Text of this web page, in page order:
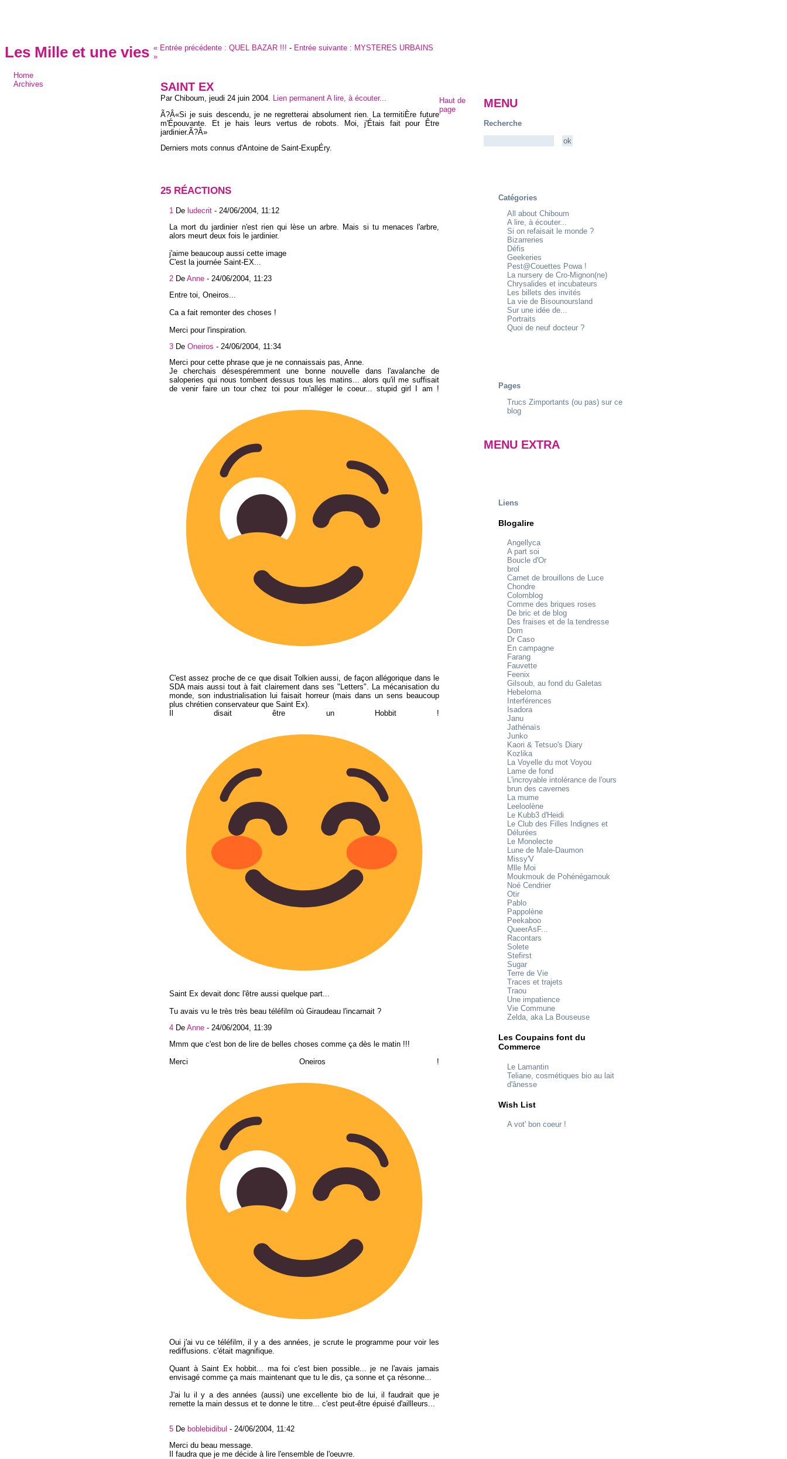
Les Mille et une vies
Home
Archives
« Entrée précédente : QUEL BAZAR !!! - Entrée suivante : MYSTERES URBAINS
»
SAINT EX
Par Chiboum, jeudi 24 juin 2004 Lien permanent A lire, à écouter...
Ã?Â«Si je suis descendu, je ne regretterai absolument rien. La termitiÈre future
m'Épouvante. Et je hais leurs vertus de robots. Moi, j'Étais fait pour Être
jardinier.Ã?Â»
Derniers mots connus d'Antoine de Saint-ExupÉry.
25 RÉACTIONS
1 De ludecrit - 24/06/2004, 11:12
La mort du jardinier n'est rien qui lèse un arbre. Mais si tu menaces l'arbre,
alors meurt deux fois le jardinier.
j'aime beaucoup aussi cette image
C'est la journée Saint-EX...
2 De Anne - 24/06/2004, 11:23
Entre toi, Oneiros...
Ca a fait remonter des choses !
Merci pour l'inspiration.
3 De Oneiros - 24/06/2004, 11:34
Merci pour cette phrase que je ne connaissais pas, Anne.
Je cherchais désespéremment une bonne nouvelle dans l'avalanche de
saloperies qui nous tombent dessus tous les matins... alors qu'il me suffisait
de venir faire un tour chez toi pour m'alléger le coeur... stupid girl I am !
C'est assez proche de ce que disait Tolkien aussi, de façon allégorique dans le
SDA mais aussi tout à fait clairement dans ses "Letters". La mécanisation du
monde, son industrialisation lui faisait horreur (mais dans un sens beaucoup
plus chrétien conservateur que Saint Ex).
Il disait être un Hobbit !
Saint Ex devait donc l'être aussi quelque part...
Tu avais vu le très très beau téléfilm où Giraudeau l'incarnait ?
4 De Anne - 24/06/2004, 11:39
Mmm que c'est bon de lire de belles choses comme ça dès le matin !!!
Merci Oneiros !
Oui j'ai vu ce téléfilm, il y a des années, je scrute le programme pour voir les
rediffusions. c'était magnifique.
Quant à Saint Ex hobbit... ma foi c'est bien possible... je ne l'avais jamais
envisagé comme ça mais maintenant que tu le dis, ça sonne et ça résonne...
J'ai lu il y a des années (aussi) une excellente bio de lui, il faudrait que je
remette la main dessus et te donne le titre... c'est peut-être épuisé d'aillleurs...
5 De boblebidibul - 24/06/2004, 11:42
Merci du beau message.
Il faudra que je me décide à lire l'ensemble de l'oeuvre.
MENU
Recherche
Catégories
All about Chiboum
A lire, à écouter...
Si on refaisait le monde ?
Bizarreries
Défis
Geekeries
Pest@Couettes Powa !
La nursery de Cro-Mignon(ne)
Chrysalides et incubateurs
Les billets des invités
La vie de Bisounoursland
Sur une idée de...
Portraits
Quoi de neuf docteur ?
Pages
Trucs Zimportants (ou pas) sur ce
blog
MENU EXTRA
Liens
Blogalire
Angellyca
A part soi
Boucle d'Or
brol
Carnet de brouillons de Luce
Chondre
Colomblog
Comme des briques roses
De bric et de blog
Des fraises et de la tendresse
Dom
Dr Caso
En campagne
Farang
Fauvette
Feenix
Gilsoub, au fond du Galetas
Hebeloma
Interférences
Isadora
Janu
Jathénaïs
Junko
Kaori & Tetsuo's Diary
Kozlika
La Voyelle du mot Voyou
Lame de fond
L'incroyable intolérance de l'ours
brun des cavernes
La mume
Leeloolène
Le Kubb3 d'Heidi
Le Club des Filles Indignes et
Délurées
Le Monolecte
Lune de Male-Daumon
Missy'V
Mlle Moi
Moukmouk de Pohénégamouk
Noé Cendrier
Otir
Pablo
Pappolène
Peekaboo
QueerAsF...
Racontars
Solete
Stefirst
Sugar
Terre de Vie
Traces et trajets
Traou
Une impatience
Vie Commune
Zelda, aka La Bouseuse
Les Coupains font du
Commerce
Le Lamantin
Teliane, cosmétiques bio au lait
d'ânesse
Wish List
A vot' bon coeur !
Haut de
page